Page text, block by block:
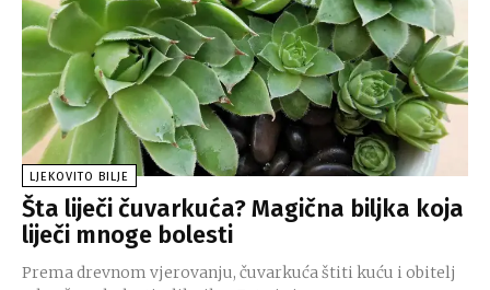
LJEKOVITO BILJE
Šta liječi čuvarkuća? Magična biljka koja
liječi mnoge bolesti
Prema drevnom vjerovanju, čuvarkuća štiti kuću i obitelj